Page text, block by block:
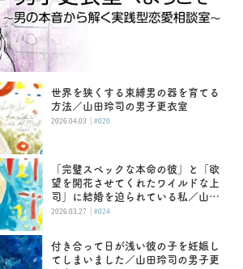
世界を狭くする束縛男の器を育てる
方法／山田玲司の男子更衣室
2026.04.03 |#020
「完璧スペックな本命の彼」と「欲
望を開花させてくれたワイルドな上
司」に結婚を迫られている私／山田
玲司の男子更衣室
2026.03.27 |#024
付き合って日が浅い彼の子を妊娠し
てしまいました／山田玲司の男子更